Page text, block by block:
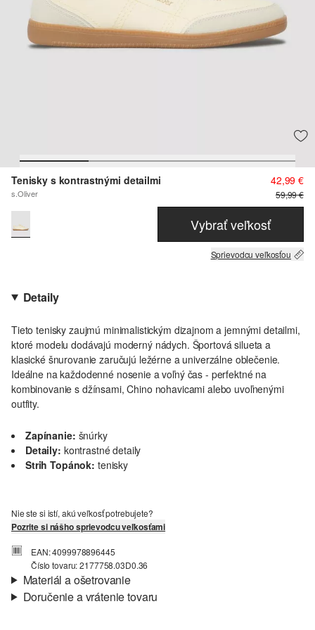
Tenisky s kontrastnými detailmi
s.Oliver
42,99 €
59,99 €
Vybrať veľkosť
Sprievodcu veľkosťou
Detaily
Tieto tenisky zaujmú minimalistickým dizajnom a jemnými detailmi,
ktoré modelu dodávajú moderný nádych. Športová silueta a
klasické šnurovanie zaručujú ležérne a univerzálne oblečenie.
Ideálne na každodenné nosenie a voľný čas - perfektné na
kombinovanie s džínsami, Chino nohavicami alebo uvoľnenými
outfity.
Zapínanie: šnúrky
Detaily: kontrastné detaily
Strih Topánok: tenisky
Nie ste si istí, akú veľkosť potrebujete?
Pozrite si nášho sprievodcu veľkosťami
EAN: 4099978896445
Číslo tovaru: 2177758.03D0.36
Materiál a ošetrovanie
Doručenie a vrátenie tovaru